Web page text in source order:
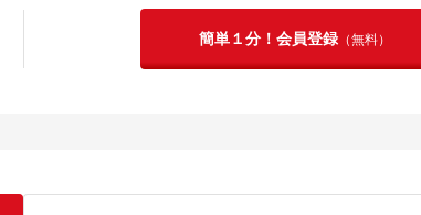
簡単１分！会員登録 （無料）